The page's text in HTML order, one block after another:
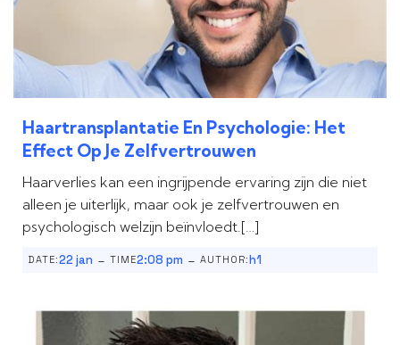
Haartransplantatie En Psychologie: Het
Effect Op Je Zelfvertrouwen
Haarverlies kan een ingrijpende ervaring zijn die niet
alleen je uiterlijk, maar ook je zelfvertrouwen en
psychologisch welzijn beïnvloedt.[…]
DATE:22 jan - TIME2:08 pm - AUTHOR:h1